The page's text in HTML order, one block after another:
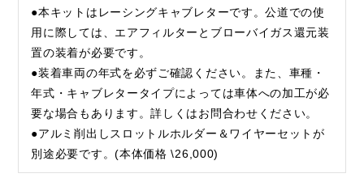
●本キットはレーシングキャブレターです。公道での使
用に際しては、エアフィルターとブローバイガス還元装
置の装着が必要です。
●装着車両の年式を必ずご確認ください。また、車種・
年式・キャブレタータイプによっては車体への加工が必
要な場合もあります。詳しくはお問合わせください。
●アルミ削出しスロットルホルダー＆ワイヤーセットが
別途必要です。(本体価格 \26,000)